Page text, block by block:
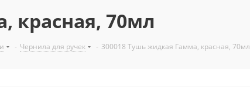
красная, 70мл
- Чернила для ручек - 300018 Тушь жидкая Гамма, красная, 70мл